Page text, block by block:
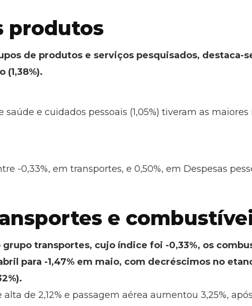
produtos
de produtos e serviços pesquisados, destaca-
(1,38%).
saúde e cuidados pessoais (1,05%) tiveram as
-0,33%, em transportes, e 0,50%, em Despesas
e
transportes, cujo índice foi -0,33%, os
para -1,47% em maio, com decréscimos no
de 2,12% e passagem aérea aumentou 3,25%,